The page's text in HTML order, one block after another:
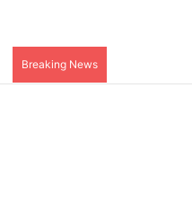
Breaking News